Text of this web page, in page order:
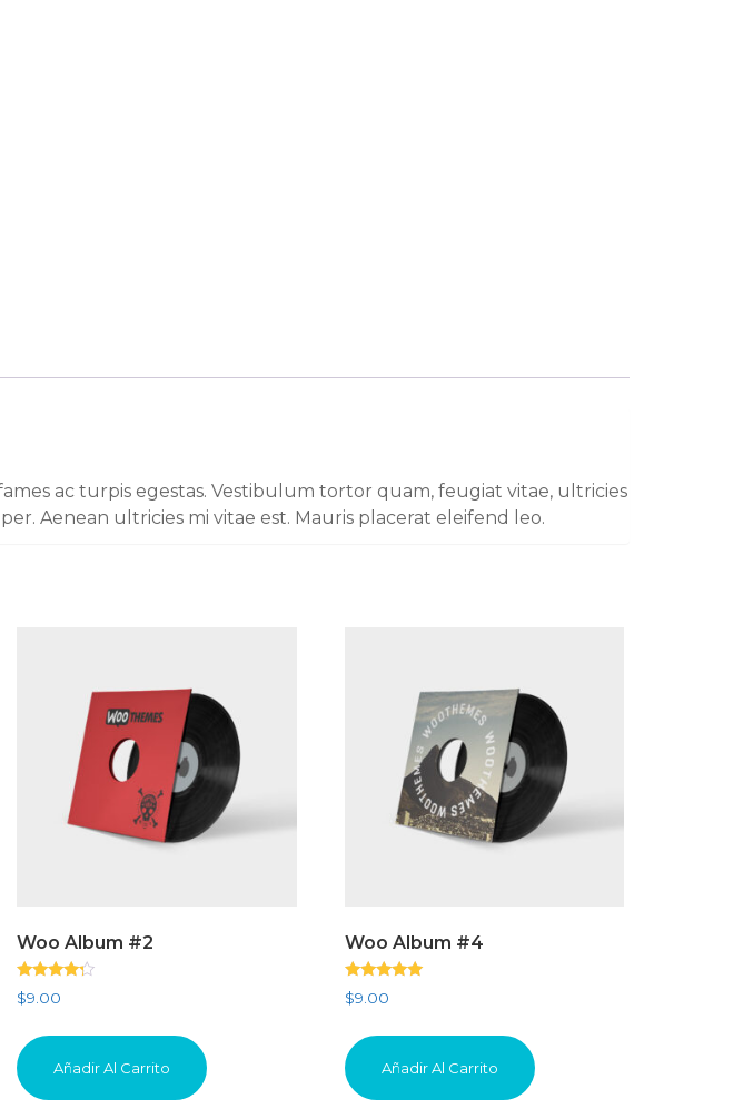
ac turpis egestas. Vestibulum tortor quam, feugiat vitae, ultricies
Aenean ultricies mi vitae est. Mauris placerat eleifend leo.
Woo Album #2
Valorado
con
de 5
$9.00
Añadir Al Carrito
Woo Album #4
Valorado
con
de 5
$9.00
Añadir Al Carrito